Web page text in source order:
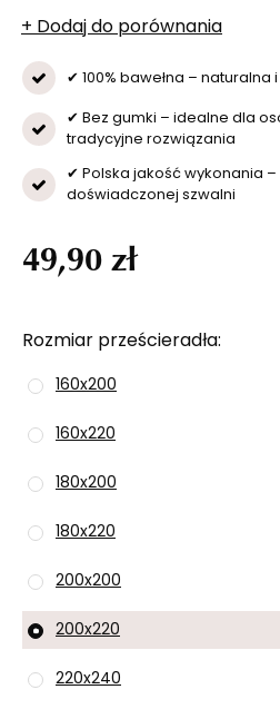
+ Dodaj do porównania
✔ 100% bawełna –
✔ Bez gumki – idealne dla
tradycyjne rozwiązania
✔ Polska jakość wykonania
doświadczonej szwalni
Rozmiar prześcieradła
160x200
160x220
180x200
180x220
200x200
200x220
220x240
49,90 zł